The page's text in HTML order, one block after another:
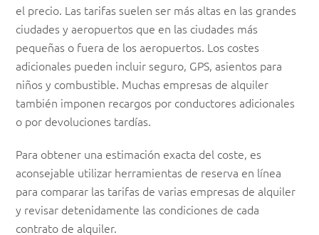
el precio. Las tarifas suelen ser más altas en las grandes
ciudades y aeropuertos que en las ciudades más
pequeñas o fuera de los aeropuertos. Los costes
adicionales pueden incluir seguro, GPS, asientos para
niños y combustible. Muchas empresas de alquiler
también imponen recargos por conductores adicionales
o por devoluciones tardías.
Para obtener una estimación exacta del coste, es
aconsejable utilizar herramientas de reserva en línea
para comparar las tarifas de varias empresas de alquiler
y revisar detenidamente las condiciones de cada
contrato de alquiler.